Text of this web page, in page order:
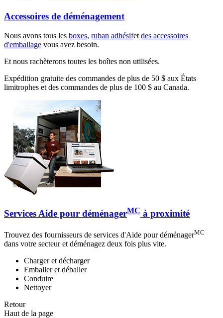
Accessoires de déménagement
Nous avons tous les boxes, ruban adhésifet des accessoires
d'emballage vous avez besoin.
Et nous rachèterons toutes les boîtes non utilisées.
Expédition gratuite des commandes de plus de 50 $ aux États
limitrophes et des commandes de plus de 100 $ au Canada.
Services Aide pour déménagerMC à proximité
Trouvez des fournisseurs de services d'Aide pour déménagerMC
dans votre secteur et déménagez deux fois plus vite.
Charger et décharger
Emballer et déballer
Conduire
Nettoyer
Retour
Haut de la page